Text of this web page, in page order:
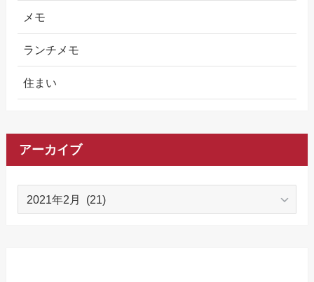
メモ
ランチメモ
住まい
アーカイブ